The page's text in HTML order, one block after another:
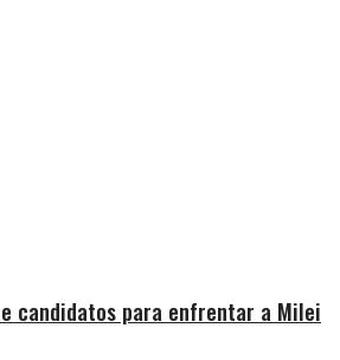
candidatos para enfrentar a Milei